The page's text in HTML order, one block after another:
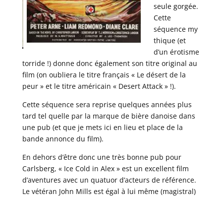
seule gorgée.
Cette
séquence my
thique (et
d’un érotisme
torride !) donne donc également son titre original au
film (on oubliera le titre français « Le désert de la
peur » et le titre américain « Desert Attack » !).
Cette séquence sera reprise quelques années plus
tard tel quelle par la marque de bière danoise dans
une pub (et que je mets ici en lieu et place de la
bande annonce du film).
En dehors d’être donc une très bonne pub pour
Carlsberg, « Ice Cold in Alex » est un excellent film
d’aventures avec un quatuor d’acteurs de référence.
Le vétéran John Mills est égal à lui même (magistral)